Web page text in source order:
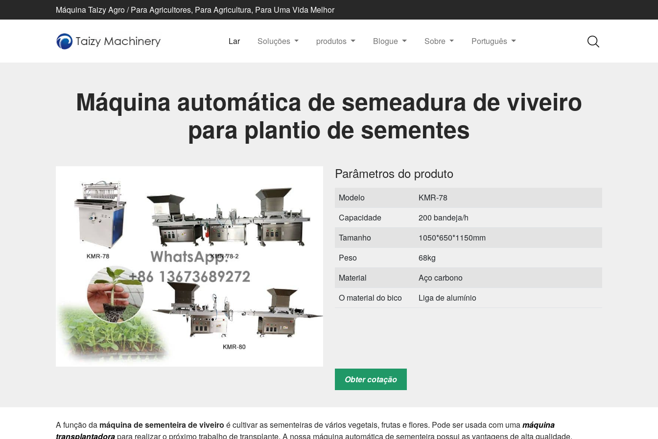
Máquina Taizy Agro / Para Agricultores, Para Agricultura, Para Uma Vida Melhor
Lar Soluções produtos Blogue Sobre Português
Máquina automática de semeadura de viveiro
para plantio de sementes
Parâmetros do produto
Modelo
KMR-78
Capacidade
200 bandeja/h
Tamanho
1050*650*1150mm
Peso
68kg
Material
Aço carbono
O material do bico
Liga de alumínio
Obter cotação
A função da máquina de sementeira de viveiro é cultivar as sementeiras de vários vegetais, frutas e flores. Pode ser usada com umamáquina
transplantadorapara realizar o próximo trabalho de transplante. A nossa máquina automática de sementeira possui as vantagens de alta qualidade,